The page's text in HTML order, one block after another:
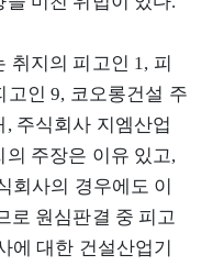
취지의 피고인 1, 피
고인 9, 코오롱건설 주
주식회사 지엠산업
주장은 이유 있고,
회사의 경우에도 이
로 원심판결 중 피고
에 대한 건설산업기